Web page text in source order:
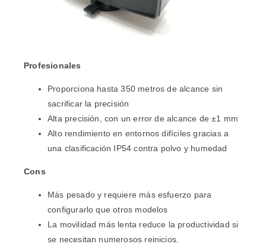
Profesionales
Proporciona hasta 350 metros de alcance sin
sacrificar la precisión
Alta precisión, con un error de alcance de ±1 mm
Alto rendimiento en entornos difíciles gracias a
una clasificación IP54 contra polvo y humedad
Cons
Más pesado y requiere más esfuerzo para
configurarlo que otros modelos
La movilidad más lenta reduce la productividad si
se necesitan numerosos reinicios.